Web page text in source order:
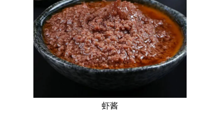
虾酱